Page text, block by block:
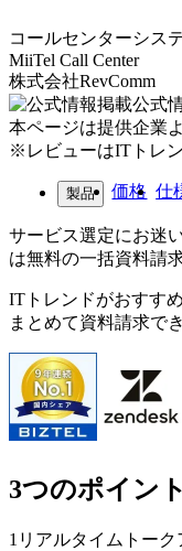
コールセンターシス
MiiTel Call Center
株式会社RevComm
公式
本ページは提供企業
※レビューはITトレ
製品 価格 仕
サービス選定にお迷
は無料の一括資料請
ITトレンドがおすす
まとめて資料請求で
3つのポイント
1 リアルタイムトー